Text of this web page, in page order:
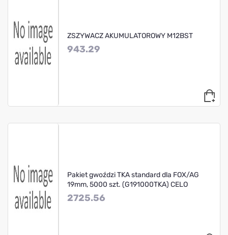
ZSZYWACZ AKUMULATOROWY M12BST
943.29
Pakiet gwoździ TKA standard dla FOX/AG
19mm, 5000 szt. (G191000TKA) CELO
2725.56